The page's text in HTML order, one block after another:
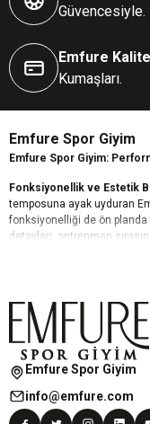
Güvencesiyle.
Emfure
Kumaşları.
Emfure Spor Giyim
Emfure Spor Giyim:
Fonksiyonellik ve Estetik
temposuna ayak uyduran
fonksiyonelliği de ön planda
detayları, antrenman
güvenle taşımanızı
teknolojimiz, vücudunuzu
özgürlüğü sunar. Nefes
toparlayıcı (push-up)
destekler. Emfure ile
Her Tarza Uygun Dinamik
desen seçeneklerimizle,
Emfure Spor Giyim
info@emfure.com